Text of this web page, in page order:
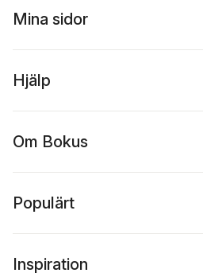
Mina sidor
Hjälp
Om Bokus
Populärt
Inspiration